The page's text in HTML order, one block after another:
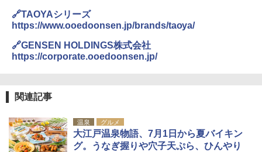
🔗TAOYAシリーズ
https://www.ooedoonsen.jp/brands/taoya/
🔗GENSEN HOLDINGS株式会社
https://corporate.ooedoonsen.jp/
関連記事
温泉 グルメ
大江戸温泉物語、7月1日から夏バイキン
グ。うなぎ握りや穴子天ぷら、ひんやり